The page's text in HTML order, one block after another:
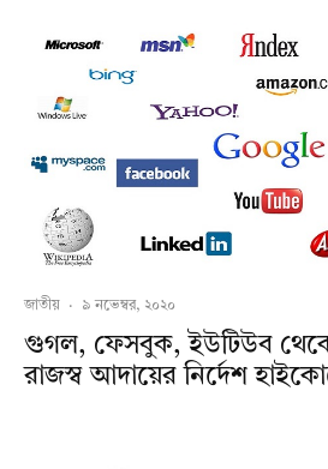
জাতীয় · ৯ নভেম্বর, ২০২০
গুগল, ফেসবুক, ইউটিউব
রাজস্ব আদায়ের নির্দেশ